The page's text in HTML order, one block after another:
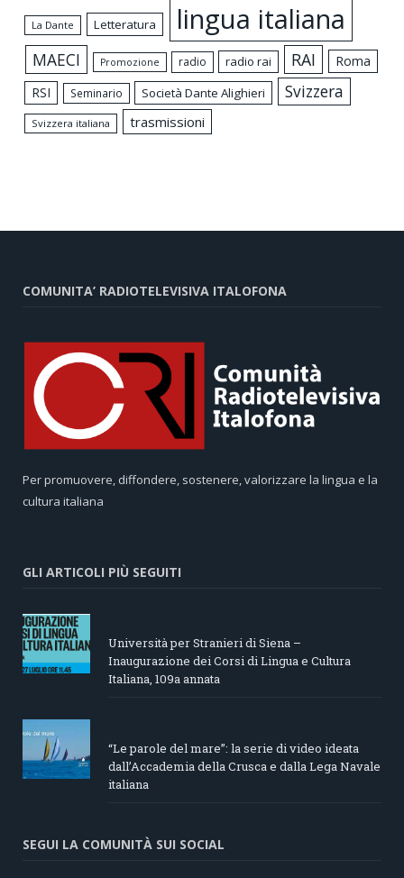
La Dante Letteratura lingua italiana
MAECI Promozione radio radio rai RAI
Roma
RSI
Seminario Società Dante Alighieri Svizzera
Svizzera italiana trasmissioni
COMUNITA’ RADIOTELEVISIVA ITALOFONA
Per promuovere, diffondere, sostenere, valorizzare la lingua e la
cultura italiana
GLI ARTICOLI PIÙ SEGUITI
Università per Stranieri di Siena –
Inaugurazione dei Corsi di Lingua e Cultura
Italiana, 109a annata
“Le parole del mare”: la serie di video ideata
dall’Accademia della Crusca e dalla Lega Navale
italiana
SEGUI LA COMUNITÀ SUI SOCIAL